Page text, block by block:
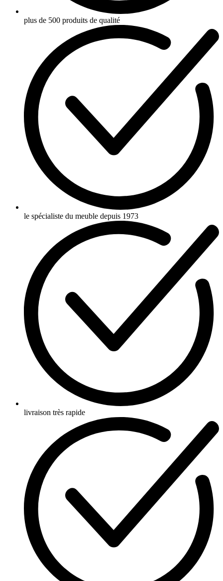
plus de 500 produits de qualité
le spécialiste du meuble depuis 1973
livraison très rapide